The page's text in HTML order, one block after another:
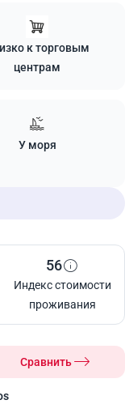
к торговым
центрам
У моря
56
Индекс стоимости
проживания
Сравнить